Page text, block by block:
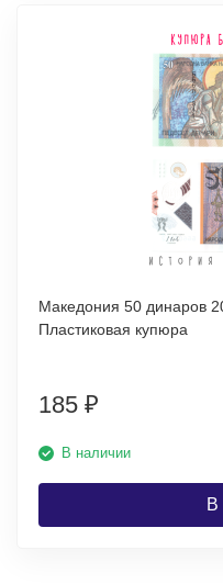
Македония 50 динаров
Пластиковая купюра
185 ₽
В наличии
В